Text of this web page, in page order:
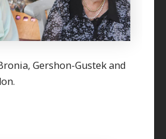
Gershon-Gustek and